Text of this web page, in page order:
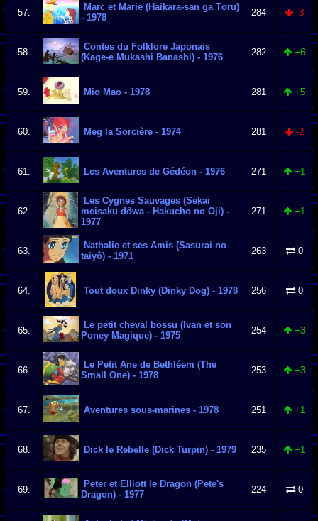
57.
Marc et Marie (Haikara-san ga Tōru)
- 1978
284 -3
58.
Contes du Folklore Japonais
(Kage-e Mukashi Banashi) - 1976
282 +6
59. Mio Mao - 1978 281 +5
60. Meg la Sorcière - 1974 281 -2
61. Les Aventures de Gédéon - 1976 271 +1
62.
Les Cygnes Sauvages (Sekai
meisaku dôwa - Hakucho no Oji) -
1977
271 +1
63.
Nathalie et ses Amis (Sasurai no
taiyô) - 1971
263 0
64. Tout doux Dinky (Dinky Dog) - 1978 256 0
65.
Le petit cheval bossu (Ivan et son
Poney Magique) - 1975
254 +3
66.
Le Petit Ane de Bethléem (The
Small One) - 1978
253 +3
67. Aventures sous-marines - 1978 251 +1
68. Dick le Rebelle (Dick Turpin) - 1979 235 +1
69.
Peter et Elliott le Dragon (Pete's
Dragon) - 1977
224 0